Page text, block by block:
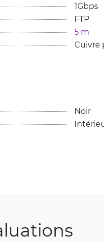
1Gbps
FTP
5 m
Cuivre
Noir